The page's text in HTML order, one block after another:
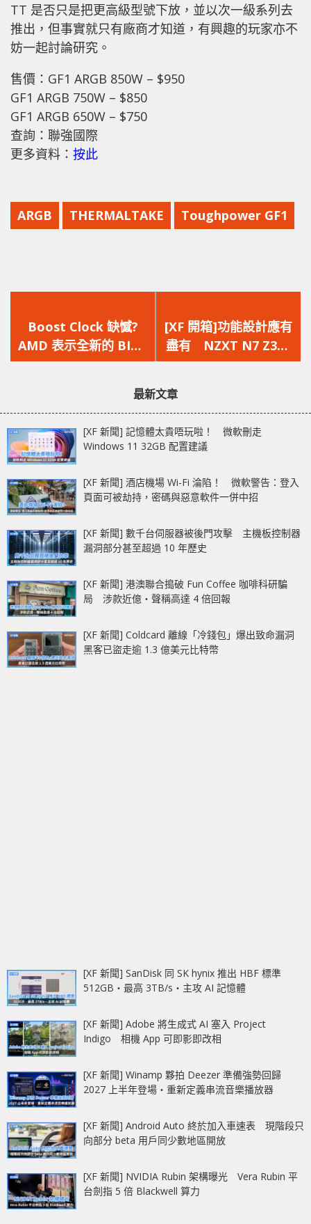
TT 是否只是把更高級型號下放，並以次一級系列去
推出，但事實就只有廠商才知道，有興趣的玩家亦不
妨一起討論研究。
售價：GF1 ARGB 850W – $950
GF1 ARGB 750W – $850
GF1 ARGB 650W – $750
查詢：聯強國際
更多資料： 按此
ARGB THERMALTAKE Toughpower GF1
一
篇
文
Boost Clock 缺憾?
AMD 表示全新的 BIOS
即將降臨
一
篇
文
[XF 開箱]功能設計應有
盡有 NZXT N7 Z390
金屬板全覆蓋
最新文章
[XF 新聞] 記憶體太貴唔玩啦！ 微軟刪走
Windows 11 32GB 配置建議
[XF 新聞] 酒店機場 Wi-Fi 淪陷！ 微軟警告：登入
頁面可被劫持，密碼與惡意軟件一併中招
[XF 新聞] 數千台伺服器被後門攻擊 主機板控制器
漏洞部分甚至超過 10 年歷史
[XF 新聞] 港澳聯合搗破 Fun Coffee 咖啡科研騙
局 涉款近億‧聲稱高達 4 倍回報
[XF 新聞] Coldcard 離線「冷錢包」爆出致命漏洞
黑客已盜走逾 1.3 億美元比特幣
[XF 新聞] SanDisk 同 SK hynix 推出 HBF 標準
512GB‧最高 3TB/s‧主攻 AI 記憶體
[XF 新聞] Adobe 將生成式 AI 塞入 Project
Indigo 相機 App 可即影即改相
[XF 新聞] Winamp 夥拍 Deezer 準備強勢回歸
2027 上半年登場‧重新定義串流音樂播放器
[XF 新聞] Android Auto 終於加入車速表 現階段只
向部分 beta 用戶同少數地區開放
[XF 新聞] NVIDIA Rubin 架構曝光 Vera Rubin 平
台劍指 5 倍 Blackwell 算力